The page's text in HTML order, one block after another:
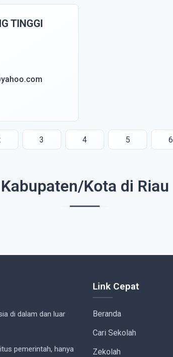
TINGGI
3 4 5 6
Kabupaten/Kota di Riau
di dalam dan luar
pemerintah, hanya
Link Cepat
Beranda
Cari Sekolah
Zekolah